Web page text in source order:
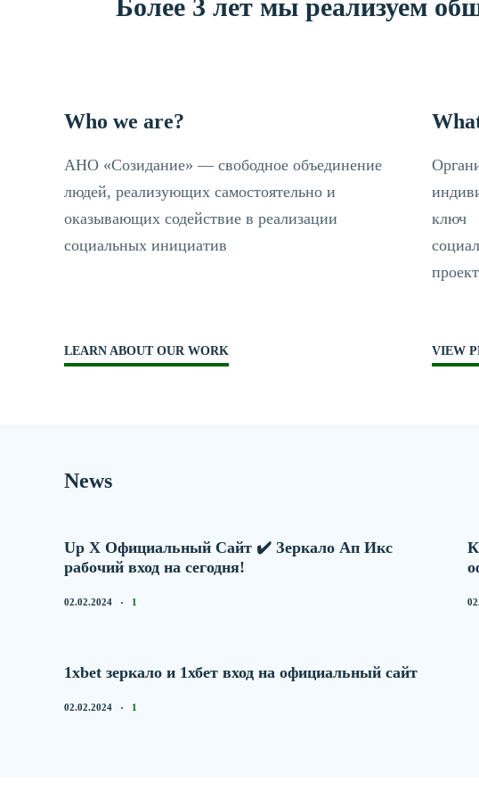
Более 3 лет мы реализуем
Who we are?
АНО «Созидание» — свободное объединение
людей, реализующих самостоятельно и
оказывающих содействие в реализации
социальных инициатив
LEARN ABOUT OUR WORK
ключ
VIEW
News
Up X Официальный Сайт ✔️ Зеркало Ап Икс
рабочий вход на сегодня!
02.02.2024 1
1xbet зеркало и 1хбет вход на официальный сайт
02.02.2024 1